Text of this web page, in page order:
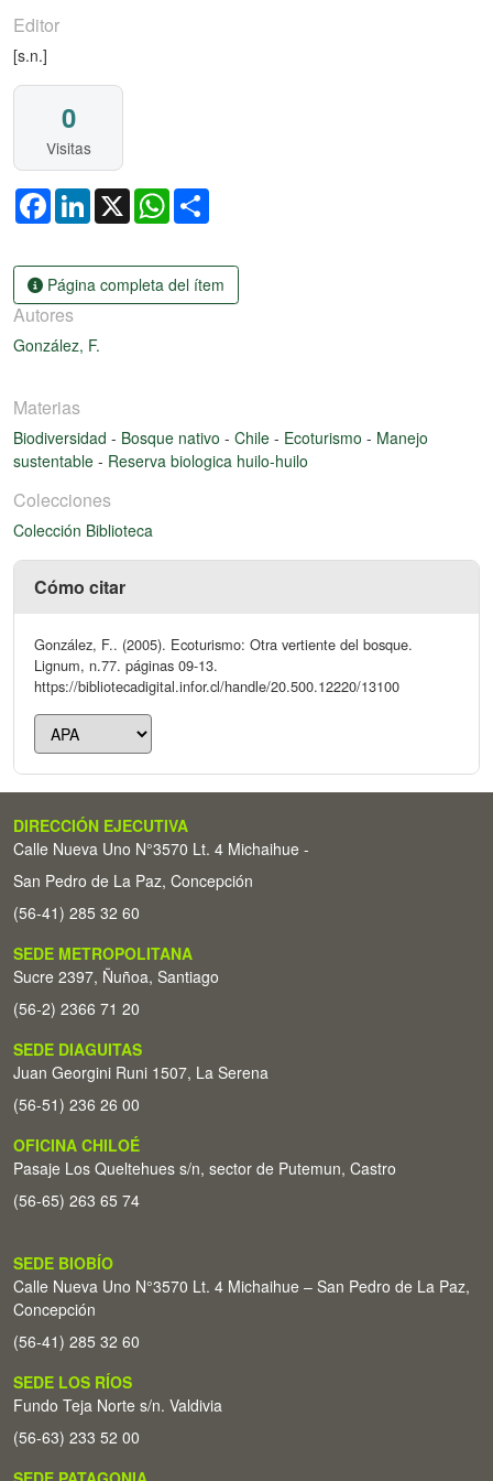
Editor
[s.n.]
0
Visitas
FacebookLinkedIn
X WhatsApp
Página completa del ítem
Autores
González, F.
Materias
Biodiversidad - Bosque nativo - Chile - Ecoturismo - Manejo
sustentable - Reserva biologica huilo-huilo
Colecciones
Colección Biblioteca
Cómo citar
González, F.. (2005). Ecoturismo: Otra vertiente del bosque.
Lignum, n.77. páginas 09-13.
https://bibliotecadigital.infor.cl/handle/20.500.12220/13100
DIRECCIÓN EJECUTIVA
Calle Nueva Uno N°3570 Lt. 4 Michaihue -
San Pedro de La Paz, Concepción
(56-41) 285 32 60
SEDE METROPOLITANA
Sucre 2397, Ñuñoa, Santiago
(56-2) 2366 71 20
SEDE DIAGUITAS
Juan Georgini Runi 1507, La Serena
(56-51) 236 26 00
OFICINA CHILOÉ
Pasaje Los Queltehues s/n, sector de Putemun, Castro
(56-65) 263 65 74
SEDE BIOBÍO
Calle Nueva Uno N°3570 Lt. 4 Michaihue – San Pedro de La Paz,
Concepción
(56-41) 285 32 60
SEDE LOS RÍOS
Fundo Teja Norte s/n. Valdivia
(56-63) 233 52 00